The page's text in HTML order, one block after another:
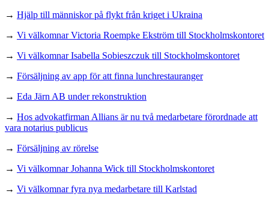
→ Hjälp till människor på flykt från kriget i Ukraina
→ Vi välkomnar Victoria Roempke Ekström till Stockholmskontoret
→ Vi välkomnar Isabella Sobieszczuk till Stockholmskontoret
→ Försäljning av app för att finna lunchrestauranger
→ Eda Järn AB under rekonstruktion
→ Hos advokatfirman Allians är nu två medarbetare förordnade att
vara notarius publicus
→ Försäljning av rörelse
→ Vi välkomnar Johanna Wick till Stockholmskontoret
→ Vi välkomnar fyra nya medarbetare till Karlstad